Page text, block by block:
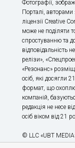
Фотографії,
Порталі,
ліцензії Creative
може не поділяти
спростуванню та
відповідальність
релізи»,
«Резонанс»
осіб, які досягли
формат, що
компаній,
редакція не несе
осіб віком від 21
© LLC «UBT